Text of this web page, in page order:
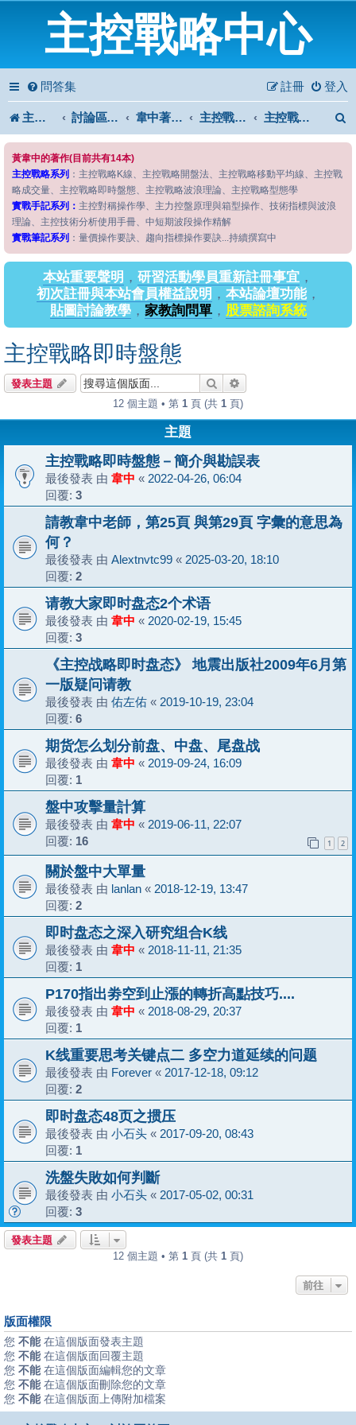
主控戰略中心
問答集 登入
註冊
主控戰略中心 討論區首頁 韋中著作問答區 主控戰略系列 主控戰略即時盤態
黃韋中的著作(目前共有14本)
主控戰略系列 ：主控戰略K線、主控戰略開盤法、主控戰略移動平均線、主控戰
略成交量、主控戰略即時盤態、主控戰略波浪理論、主控戰略型態學
實戰手記系列： 主控對稱操作學、主力控盤原理與箱型操作、技術指標與波浪
理論、主控技術分析使用手冊、中短期波段操作精解
實戰筆記系列 ：量價操作要訣、趨向指標操作要訣...持續撰寫中
本站重要聲明 ， 研習活動學員重新註冊事宜 ，
初次註冊與本站會員權益說明 ， 本站論壇功能，
貼圖討論教學， 家教詢問單， 股票諮詢系統
主控戰略即時盤態
發表主題 搜尋
12 個主題 • 第 1 頁 (共 1 頁)
主題
主控戰略即時盤態－簡介與勘誤表
最後發表 由 韋中 « 2022-04-26, 06:04
回覆: 3
請教韋中老師，第25頁 與第29頁 字彙的意思為
何？
最後發表 由 Alextnvtc99 « 2025-03-20, 18:10
回覆: 2
请教大家即时盘态2个术语
最後發表 由 韋中 « 2020-02-19, 15:45
回覆: 3
《主控战略即时盘态》 地震出版社2009年6月第
一版疑问请教
最後發表 由 佑左佑 « 2019-10-19, 23:04
回覆: 6
期货怎么划分前盘、中盘、尾盘战
最後發表 由 韋中 « 2019-09-24, 16:09
回覆: 1
盤中攻擊量計算
最後發表 由 韋中 « 2019-06-11, 22:07
回覆: 16 1 2
關於盤中大單量
最後發表 由 lanlan « 2018-12-19, 13:47
回覆: 2
即时盘态之深入研究组合K线
最後發表 由 韋中 « 2018-11-11, 21:35
回覆: 1
P170指出劵空到止漲的轉折高點技巧....
最後發表 由 韋中 « 2018-08-29, 20:37
回覆: 1
K线重要思考关键点二 多空力道延续的问题
最後發表 由 Forever « 2017-12-18, 09:12
回覆: 2
即时盘态48页之掼压
最後發表 由 小石头 « 2017-09-20, 08:43
回覆: 1
洗盤失敗如何判斷
最後發表 由 小石头 « 2017-05-02, 00:31
回覆: 3
發表主題
12 個主題 • 第 1 頁 (共 1 頁)
前往
版面權限
您 不能在這個版面發表主題
您 不能在這個版面回覆主題
您 不能在這個版面編輯您的文章
您 不能在這個版面刪除您的文章
您 不能在這個版面上傳附加檔案